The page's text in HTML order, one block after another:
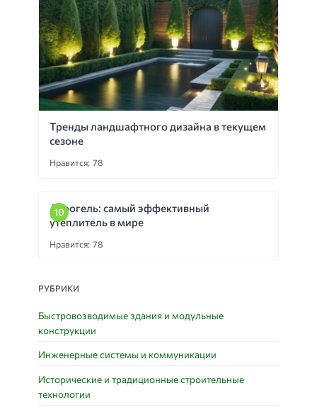
Тренды ландшафтного дизайна в текущем
сезоне
Нравится: 78
Аэрогель: самый эффективный
утеплитель в мире
Нравится: 78
РУБРИКИ
Быстровозводимые здания и модульные
конструкции
Инженерные системы и коммуникации
Исторические и традиционные строительные
технологии